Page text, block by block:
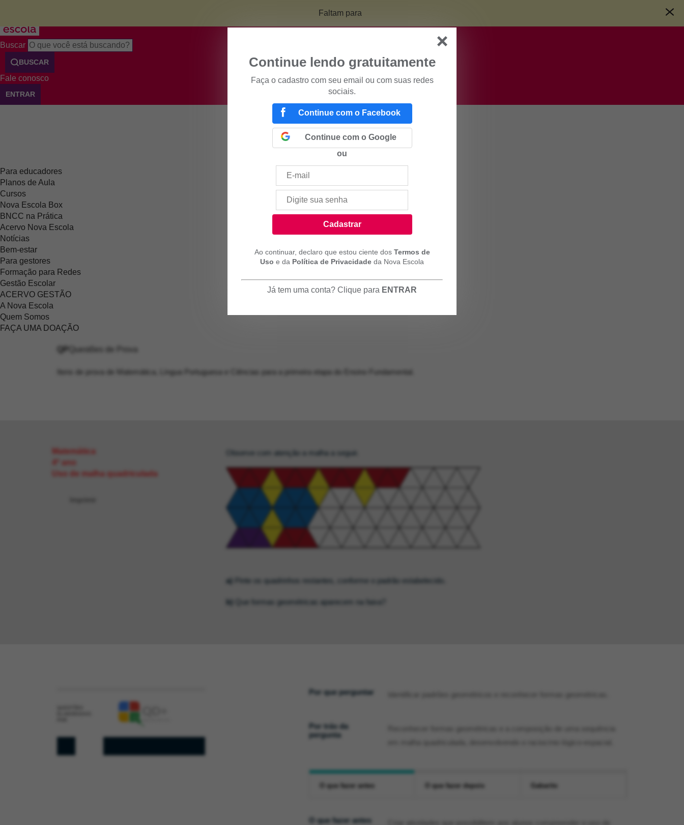
Buscar
BUSCAR
Fale conosco
ENTRAR
Para educadores
Planos de Aula
Cursos
Nova Escola Box
BNCC na Prática
Acervo Nova Escola
Notícias
Bem-estar
Para gestores
Formação para Redes
Gestão Escolar
ACERVO GESTÃO
A Nova Escola
Quem Somos
FAÇA UMA DOAÇÃO
Faltam para
Itens de prova de Matemática, Língua Portuguesa e Ciências para a primeira etapa do Ensino Fundamental.
Matemática
4º ano
Uso de malha quadriculada
Observe com atenção a malha a seguir.
a) Pinte os quadrinhos restantes, conforme o padrão estabelecido.
b) Que formas geométricas aparecem na faixa?
Por que perguntar
Por trás da
pergunta
O que fazer antes O que fazer depois Gabarito
O que fazer antes
Continue lendo gratuitamente
Faça o cadastro com seu email ou com suas redes
sociais.
Continue com o Facebook
Continue com o Google
ou
Cadastrar
Ao continuar, declaro que estou ciente dos Termos de
Uso e da Política de Privacidade da Nova Escola
Já tem uma conta? Clique para ENTRAR